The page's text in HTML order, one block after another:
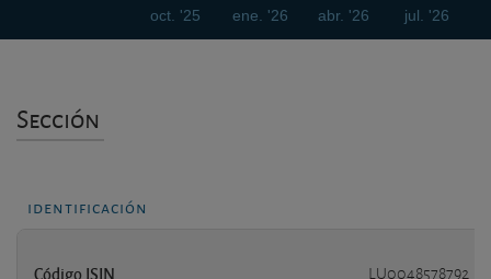
ene. '26 jul. '26
oct. '25 abr. '26
Sección
identificación
Código ISIN LU0048578792